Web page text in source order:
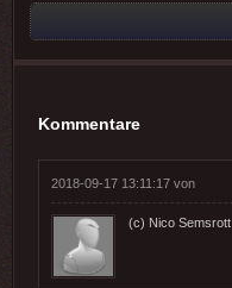
Kommentare
2018-09-17 13:11:17 von
(c) Nico Semsrott